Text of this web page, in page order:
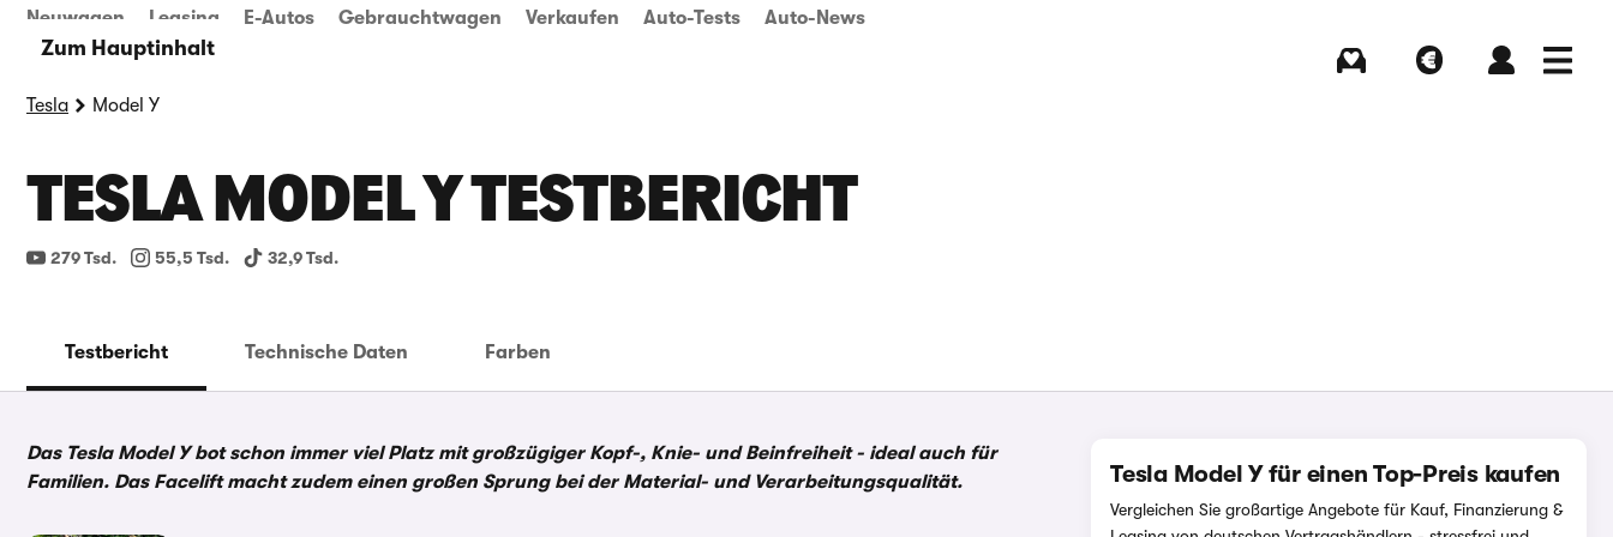
Zum Hauptinhalt
Neuwagen Leasing E-Autos Gebrauchtwagen Verkaufen Auto-Tests Auto-News
Tesla Model Y
TESLA MODEL Y TESTBERICHT
279 Tsd. 55,5 Tsd. 32,9 Tsd.
Testbericht Technische Daten Farben
Das Tesla Model Y bot schon immer viel Platz mit großzügiger Kopf-, Knie- und Beinfreiheit - ideal auch für
Familien. Das Facelift macht zudem einen großen Sprung bei der Material- und Verarbeitungsqualität.
Tesla Model Y für einen Top-Preis kaufen
Vergleichen Sie großartige Angebote für Kauf, Finanzierung &